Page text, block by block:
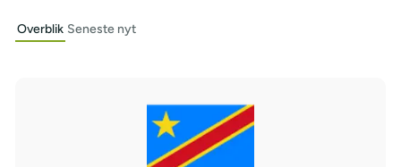
Overblik Seneste nyt